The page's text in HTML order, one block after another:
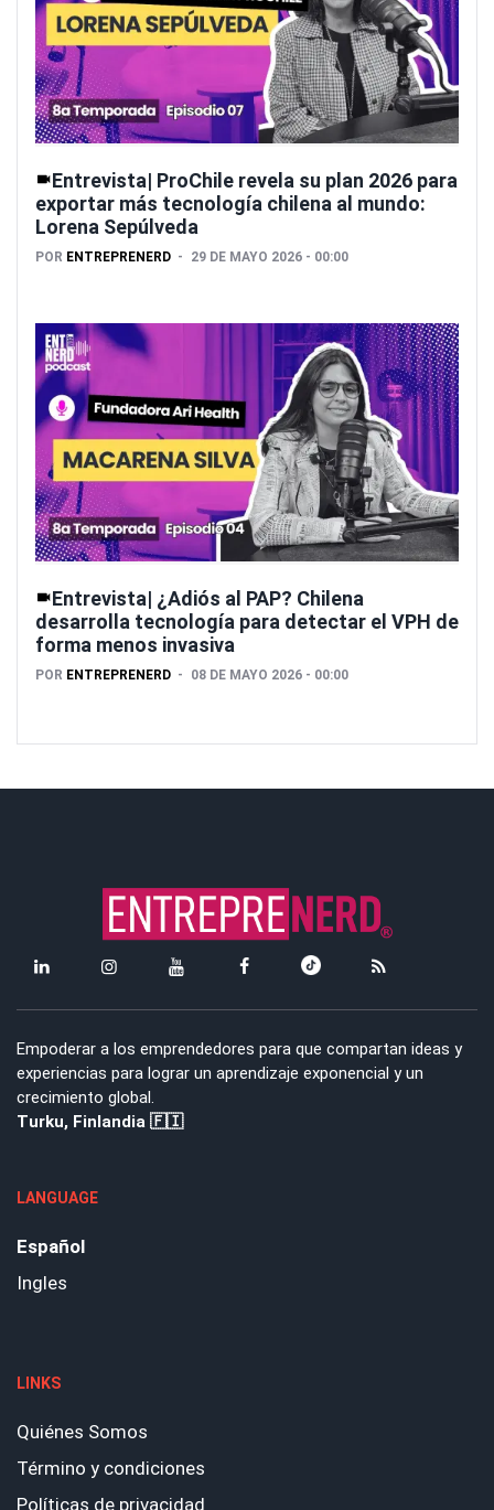
Entrevista| ProChile revela su plan 2026 para
exportar más tecnología chilena al mundo:
Lorena Sepúlveda
POR ENTREPRENERD 29 DE MAYO 2026 - 00:00
Entrevista| ¿Adiós al PAP? Chilena
desarrolla tecnología para detectar el VPH de
forma menos invasiva
POR ENTREPRENERD 08 DE MAYO 2026 - 00:00
Empoderar a los emprendedores para que compartan ideas y
experiencias para lograr un aprendizaje exponencial y un
crecimiento global.
Turku, Finlandia 🇫🇮
LANGUAGE
Español
Ingles
LINKS
Quiénes Somos
Término y condiciones
Políticas de privacidad